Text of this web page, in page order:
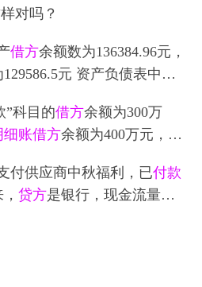
对吗？
借方余额数为136384.96元，
元 资产负债表中固
财务报表上面还有6797.46
”科目的借方余额为300万
细账借方余额为400万元， 贷
元。不考虑其他因素，该企
收账款”项目的金额为()万
付供应商中秋福利，已付款
贷方是银行，现金流量怎